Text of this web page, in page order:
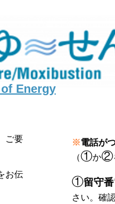
Energy
ご要
お伝
※電話が
（①か②
①留守
さい。 確